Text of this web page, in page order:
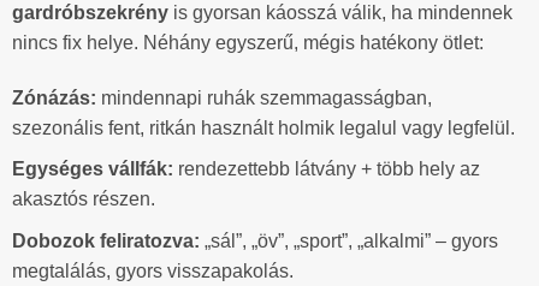
gardróbszekrény is gyorsan káosszá válik, ha mindennek
nincs fix helye. Néhány egyszerű, mégis hatékony ötlet:
Zónázás: mindennapi ruhák szemmagasságban,
szezonális fent, ritkán használt holmik legalul vagy legfelül.
Egységes vállfák: rendezettebb látvány + több hely az
akasztós részen.
Dobozok feliratozva: „sál”, „öv”, „sport”, „alkalmi” – gyors
megtalálás, gyors visszapakolás.